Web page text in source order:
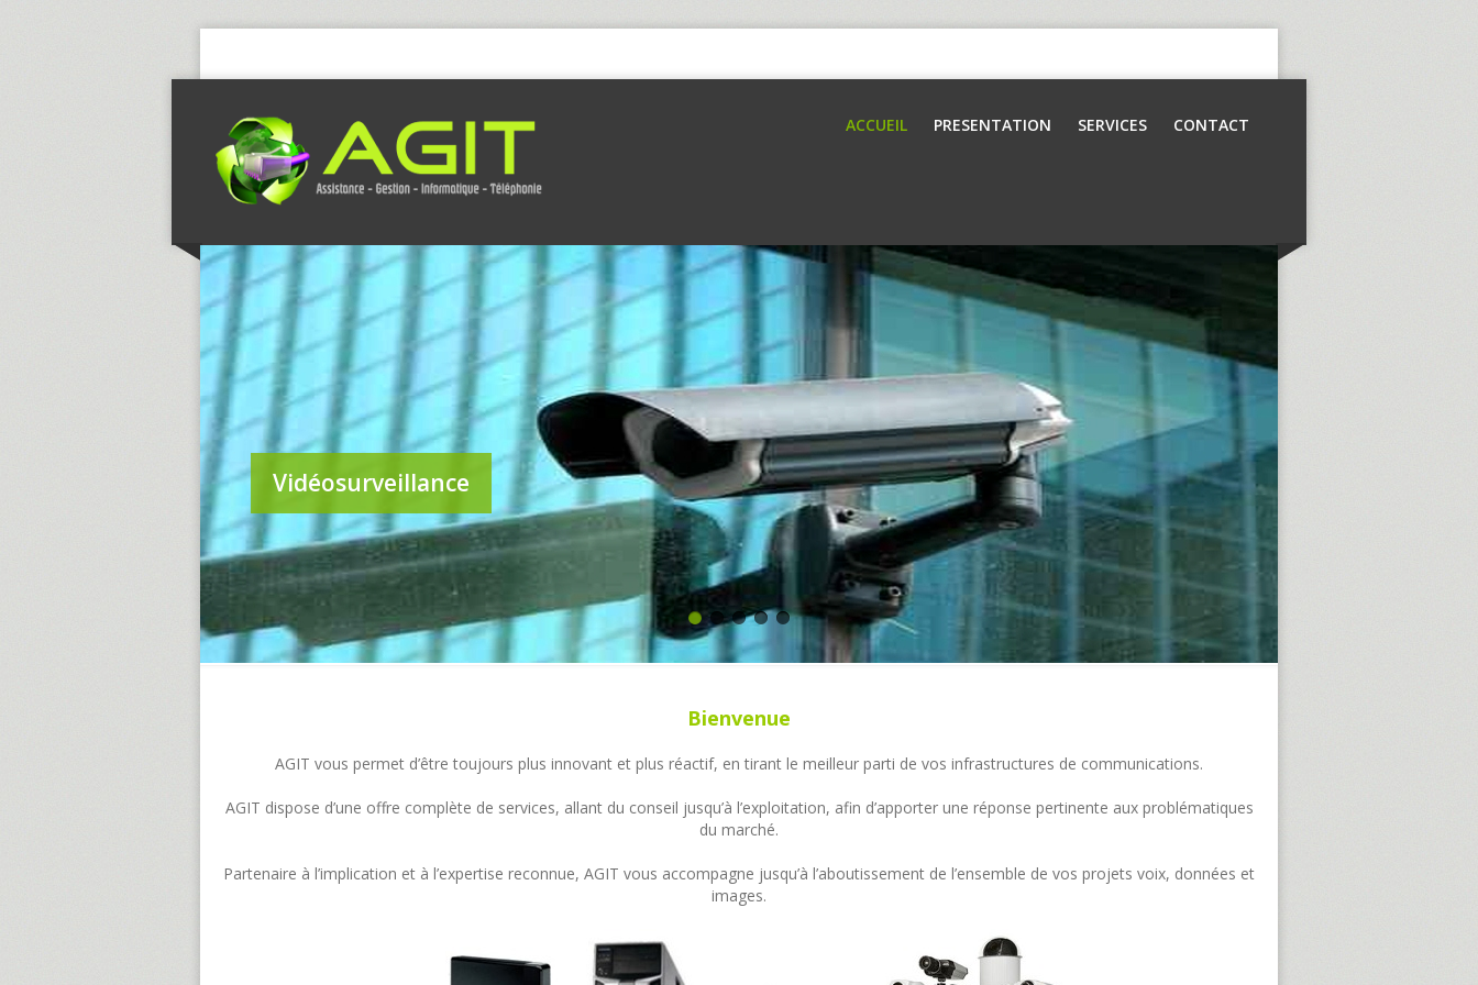
ACCUEIL PRESENTATION SERVICES CONTACT
Vidéosurveillance
Bienvenue
AGIT vous permet d’être toujours plus innovant et plus réactif, en tirant le meilleur parti de vos infrastructures de communications.
AGIT dispose d’une offre complète de services, allant du conseil jusqu’à l’exploitation, afin d’apporter une réponse pertinente aux problématiques
du marché.
Partenaire à l’implication et à l’expertise reconnue, AGIT vous accompagne jusqu’à l’aboutissement de l’ensemble de vos projets voix, données et
images.